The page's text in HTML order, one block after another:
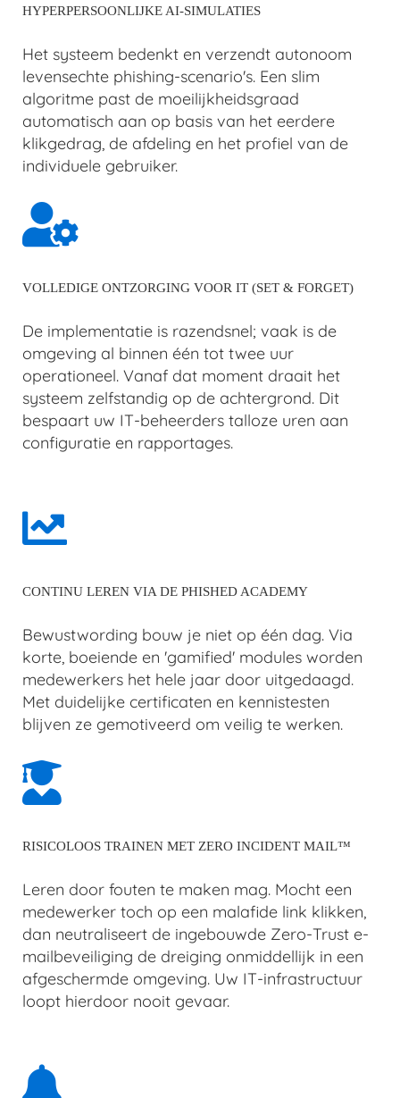
HYPERPERSOONLIJKE AI-SIMULATIES
Het systeem bedenkt en verzendt autonoom
levensechte phishing-scenario's. Een slim
algoritme past de moeilijkheidsgraad
automatisch aan op basis van het eerdere
klikgedrag, de afdeling en het profiel van de
individuele gebruiker.
VOLLEDIGE ONTZORGING VOOR IT (SET & FORGET)
De implementatie is razendsnel; vaak is de
omgeving al binnen één tot twee uur
operationeel. Vanaf dat moment draait het
systeem zelfstandig op de achtergrond. Dit
bespaart uw IT-beheerders talloze uren aan
configuratie en rapportages.
CONTINU LEREN VIA DE PHISHED ACADEMY
Bewustwording bouw je niet op één dag. Via
korte, boeiende en 'gamified' modules worden
medewerkers het hele jaar door uitgedaagd.
Met duidelijke certificaten en kennistesten
blijven ze gemotiveerd om veilig te werken.
RISICOLOOS TRAINEN MET ZERO INCIDENT MAIL™
Leren door fouten te maken mag. Mocht een
medewerker toch op een malafide link klikken,
dan neutraliseert de ingebouwde Zero-Trust e-
mailbeveiliging de dreiging onmiddellijk in een
afgeschermde omgeving. Uw IT-infrastructuur
loopt hierdoor nooit gevaar.